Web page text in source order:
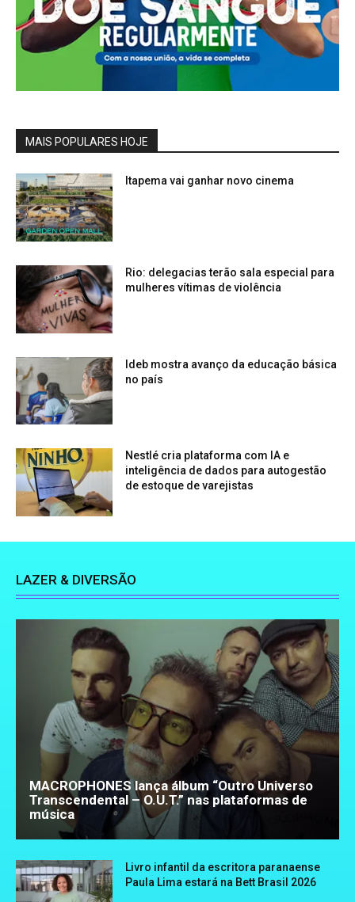
MAIS POPULARES HOJE
Itapema vai ganhar novo cinema
Rio: delegacias terão sala especial para
mulheres vítimas de violência
Ideb mostra avanço da educação básica
no país
Nestlé cria plataforma com IA e
inteligência de dados para autogestão
de estoque de varejistas
LAZER & DIVERSÃO
MACROPHONES lança álbum “Outro Universo
Transcendental – O.U.T.” nas plataformas de
música
Livro infantil da escritora paranaense
Paula Lima estará na Bett Brasil 2026